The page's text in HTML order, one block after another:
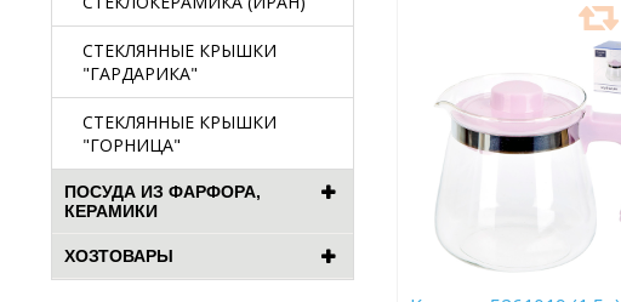
СТЕКЛЯННЫЕ КРЫШКИ
"ГАРДАРИКА"
СТЕКЛЯННЫЕ КРЫШКИ
"ГОРНИЦА"
ПОСУДА ИЗ ФАРФОРА,
КЕРАМИКИ
ХОЗТОВАРЫ